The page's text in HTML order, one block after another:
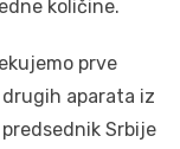
količine.
prve
aparata iz
Srbije